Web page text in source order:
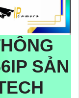
SẢN